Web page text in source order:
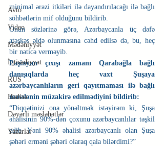
Avto
Video
Mədəniyyət
İqtisadiyyat
RUS
Hadisə
Dəyərli məsləhətlər
Yazarlar
minimal ərazi itkiləri ilə dayandırılacağı ilə bağlı
söhbətlərin mif olduğunu bildirib.
Onun sözlərinə görə, Azərbaycanla üç dəfə
atəşkəs əldə olunmasına cəhd edilsə də, bu, heç
bir nəticə verməyib.
Paşinyan çıxışı zamanı Qarabağla bağlı
danışıqlarda heç vaxt Şuşaya
azərbaycanlıların geri qayıtmaması ilə bağlı
məsələnin müzakirə edilmədiyini bildirib:
“Diqqətinizi ona yönəltmək istəyirəm ki, Şuşa
əhalisinin 90%-dən çoxunu azərbaycanlılar təşkil
edib. Yəni 90% əhalisi azərbaycanlı olan Şuşa
şəhəri erməni şəhəri olaraq qala bilərdimi?”